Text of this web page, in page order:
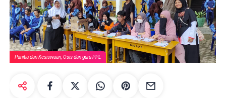
Panitia dari Kesiswaan, Osis dan guru PPL